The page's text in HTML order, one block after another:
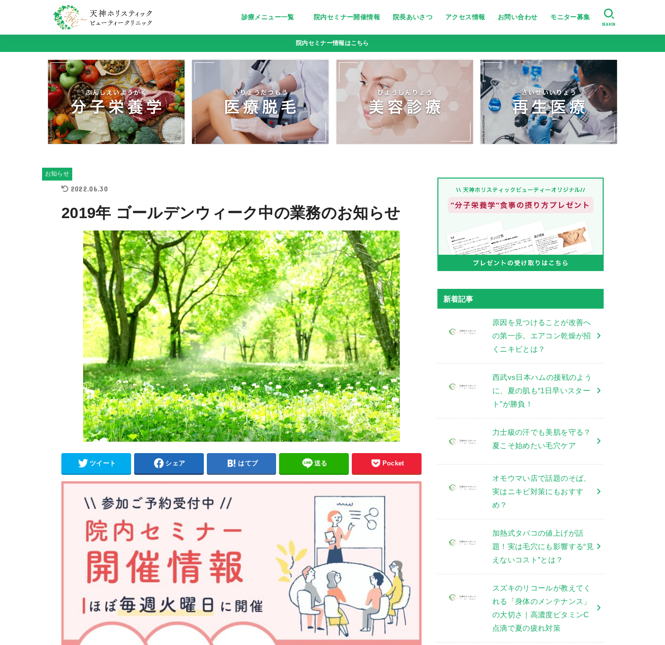
診療メニュー一覧
美しく清潔な印象に～医療脱毛～
栄養療法［分子栄養学外来］
妊活サポート
忙しい女性の美の追求に～トリニ
ピーリング〜小じわ・くすみにお
若々しい輝きをいつまでも～高濃
点滴bar [ビタミン注射・点滴］
疲れやすい体に栄養を～にんにく
院内セミナー開催情報 院長あいさつ アクセス情報 お問い合わせ モニター募集
美肌・肌のハリ艶
たるみ・シワ改善
ニキビ跡・小じわ改善
肌の引き締め
ニキビ・シミ・肝斑改善
SEARCH
院内セミナー情報はこちら
お知らせ
2022.06.30
2019年 ゴールデンウィーク中の業務のお知らせ
ツイート シェア はてブ 送る Pocket
新着記事
原因を見つけることが改善へ
の第一歩。エアコン乾燥が招
くニキビとは？
西武vs日本ハムの接戦のよう
に、夏の肌も“1日早いスター
ト”が勝負！
力士級の汗でも美肌を守る？
夏こそ始めたい毛穴ケア
オモウマい店で話題のそば、
実はニキビ対策にもおすす
め？
加熱式タバコの値上げが話
題！実は毛穴にも影響する“見
えないコスト”とは？
スズキのリコールが教えてく
れる「身体のメンテナンス」
の大切さ｜高濃度ビタミンC
点滴で夏の疲れ対策